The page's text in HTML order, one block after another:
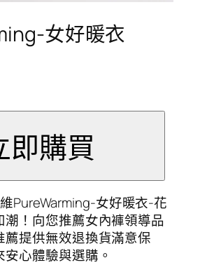
女好暖衣
PureWarming-女好暖衣-花
潮！向您推薦女內褲領導品
薦提供無效退換貨滿意保
心體驗與選購。